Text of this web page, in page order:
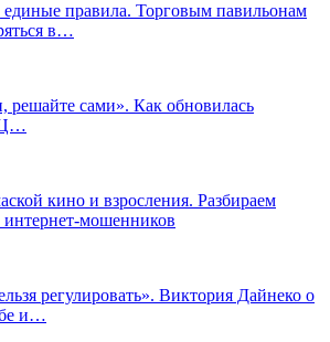
правила. Торговым павильонам
в…
решайте сами». Как обновилась
кино и взросления. Разбираем
интернет-мошенников
регулировать». Виктория Дайнеко о
и…